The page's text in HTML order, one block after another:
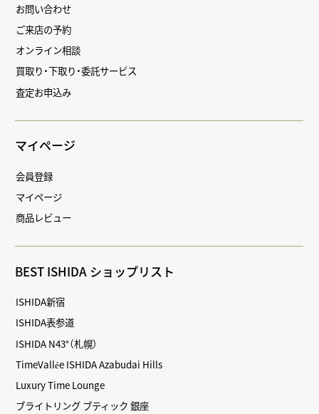
お問い合わせ
ご来店の予約
オンライン相談
買取り・下取り・委託サービス
査定お申込み
マイページ
会員登録
マイページ
商品レビュー
BEST ISHIDA ショップリスト
ISHIDA新宿
ISHIDA表参道
ISHIDA N43°（札幌）
TimeVallée ISHIDA Azabudai Hills
Luxury Time Lounge
ブライトリング ブティック 銀座